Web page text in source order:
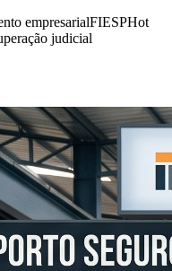
empresarialFIESPHot
judicial